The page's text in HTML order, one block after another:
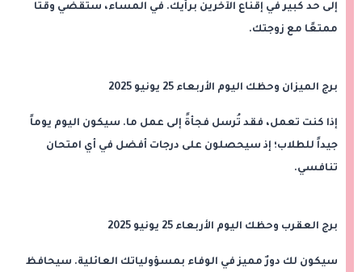
إلى حد كبير في إقناع الآخرين برأيك. في المساء، ستقضي وقتًا
ممتعًا مع زوجتك.
برج الميزان وحظك اليوم الأربعاء 25 يونيو 2025
إذا كنت تعمل، فقد تُرسل فجأةً إلى عمل ما. سيكون اليوم يوماً
جيداً للطلاب؛ إذ سيحصلون على درجات أفضل في أي امتحان
تنافسي.
برج العقرب وحظك اليوم الأربعاء 25 يونيو 2025
سيكون لك دورٌ مميز في الوفاء بمسؤولياتك العائلية. سيحافظ